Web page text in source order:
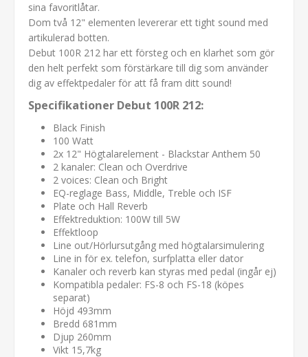
sina favoritlåtar.
Dom två 12" elementen levererar ett tight sound med
artikulerad botten.
Debut 100R 212 har ett försteg och en klarhet som gör
den helt perfekt som förstärkare till dig som använder
dig av effektpedaler för att få fram ditt sound!
Specifikationer Debut 100R 212:
Black Finish
100 Watt
2x 12" Högtalarelement - Blackstar Anthem 50
2 kanaler: Clean och Overdrive
2 voices: Clean och Bright
EQ-reglage Bass, Middle, Treble och ISF
Plate och Hall Reverb
Effektreduktion: 100W till 5W
Effektloop
Line out/Hörlursutgång med högtalarsimulering
Line in för ex. telefon, surfplatta eller dator
Kanaler och reverb kan styras med pedal (ingår ej)
Kompatibla pedaler: FS-8 och FS-18 (köpes
separat)
Höjd 493mm
Bredd 681mm
Djup 260mm
Vikt 15,7kg